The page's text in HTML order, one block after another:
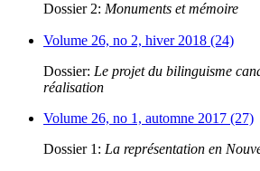
Dossier 2: Monuments et mémoire
Volume 26, no 2, hiver 2018 (24)
Dossier: Le projet du bilinguisme
réalisation
Volume 26, no 1, automne 2017 (27)
Dossier 1: La représentation en